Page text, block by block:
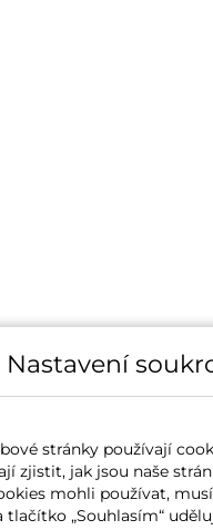
Nastavení
stránky používají
zjistit, jak jsou naše
mohli používat,
„Souhlasím“